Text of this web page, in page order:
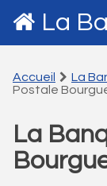
La
Accueil La
Postale
La